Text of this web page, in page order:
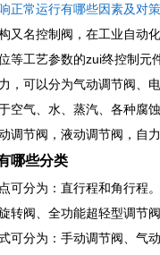
正常运行有哪些因素及对策
又名控制阀，在工业自动
等工艺参数的zui终控制
，可以分为气动调节阀、
空气、水、蒸汽、各种腐
调节阀，液动调节阀，自力
哪些分类
可分为：直行程和角行程
转阀、全功能超轻型调节阀
可分为：手动调节阀、气